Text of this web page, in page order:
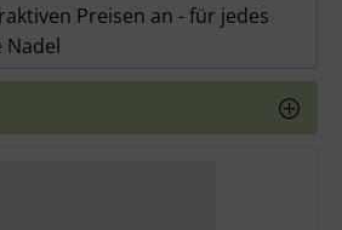
Preisen an - für jedes
Nadel